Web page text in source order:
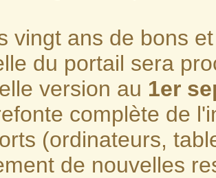
vingt ans de bons
du portail sera
version au 1er
complète de
(ordinateurs,
de nouvelles